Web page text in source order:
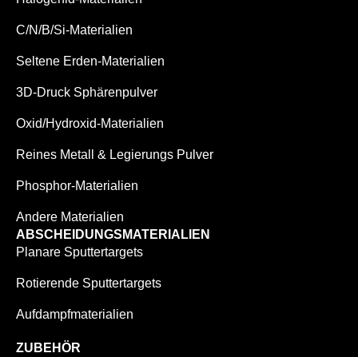
C/N/B/Si-Materialien
Seltene Erden-Materialien
3D-Druck Sphärenpulver
Oxid/Hydroxid-Materialien
Reines Metall & Legierungs Pulver
Phosphor-Materialien
Andere Materialien
ABSCHEIDUNGSMATERIALIEN
Planare Sputtertargets
Rotierende Sputtertargets
Aufdampfmaterialien
ZUBEHÖR